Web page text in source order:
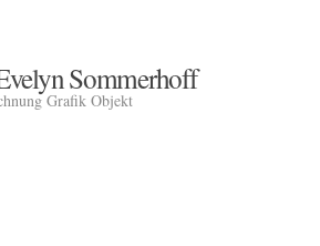
Sommerhoff
Grafik Objekt